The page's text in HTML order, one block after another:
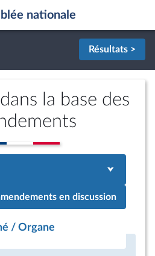
nationale
Résultats >
la base des
en discussion
/ Organe